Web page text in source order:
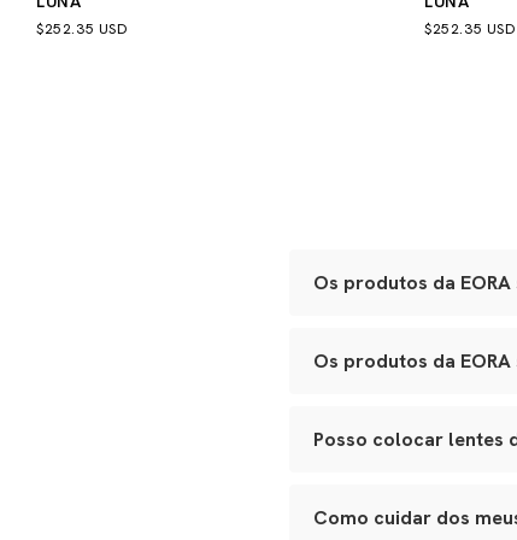
$252.35 USD $252.35 USD
Os produtos da
Óculos:acetato
Joias e metais:
Os produtos da
de festa ao porta-joias
Posso colocar lentes
ao seu óptico de
Como cuidar dos